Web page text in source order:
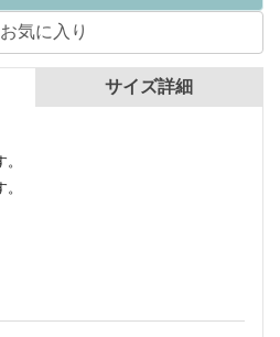
お気に入り
サイズ詳細